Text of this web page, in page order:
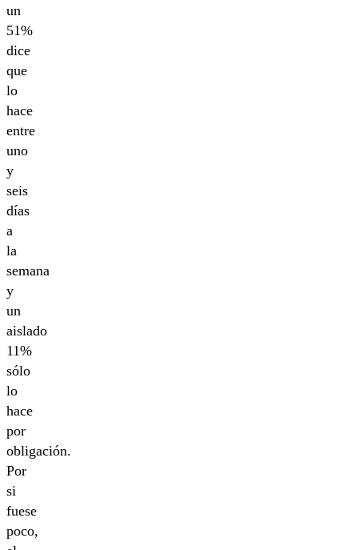
un
51%
dice
que
lo
hace
entre
uno
y
seis
días
a
la
semana
y
un
aislado
11%
sólo
lo
hace
por
obligación.
Por
si
fuese
poco,